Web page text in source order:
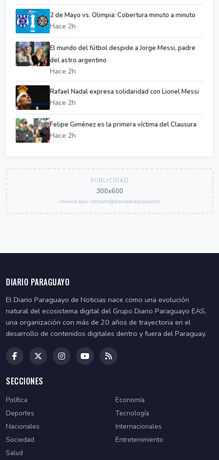
2 de Mayo vs. Olimpia: Cobertura minuto a minuto
Hace 2h
El mundo del fútbol despide a Jorge Messi, padre
del astro argentino
Hace 2h
Rafael Nadal expresa solidaridad con Lionel Messi
Hace 2h
Felipe Giménez es la primera víctima del Clausura
Hace 2h
PUBLICIDAD
300x600
Anunciá aquí: contacto@diarioparaguayo.com
DIARIO PARAGUAYO
El Diario Paraguayo de Noticias nace como una evolución
natural del ecosistema digital del Grupo Diario Paraguayo EAS,
una organización con más de 20 años de trayectoria en el
desarrollo de contenidos digitales dentro y fuera del Paraguay.
SECCIONES
Política
Economía
Deportes
Tecnología
Nacionales
Internacionales
Sociedad
Entretenimiento
Salud